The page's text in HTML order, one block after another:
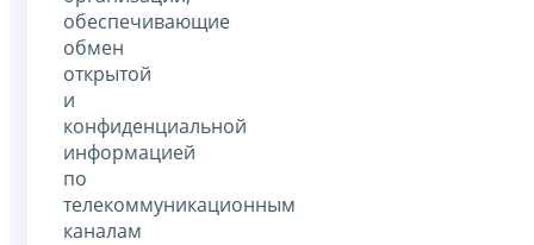
обеспечивающие
обмен
открытой
и
конфиденциальной
информацией
по
телекоммуникационным
каналам